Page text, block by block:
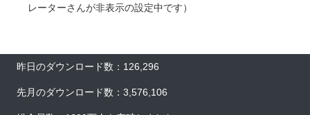
レーターさんが非表示の設定中です）
昨日のダウンロード数：126,296
先月のダウンロード数：3,576,106